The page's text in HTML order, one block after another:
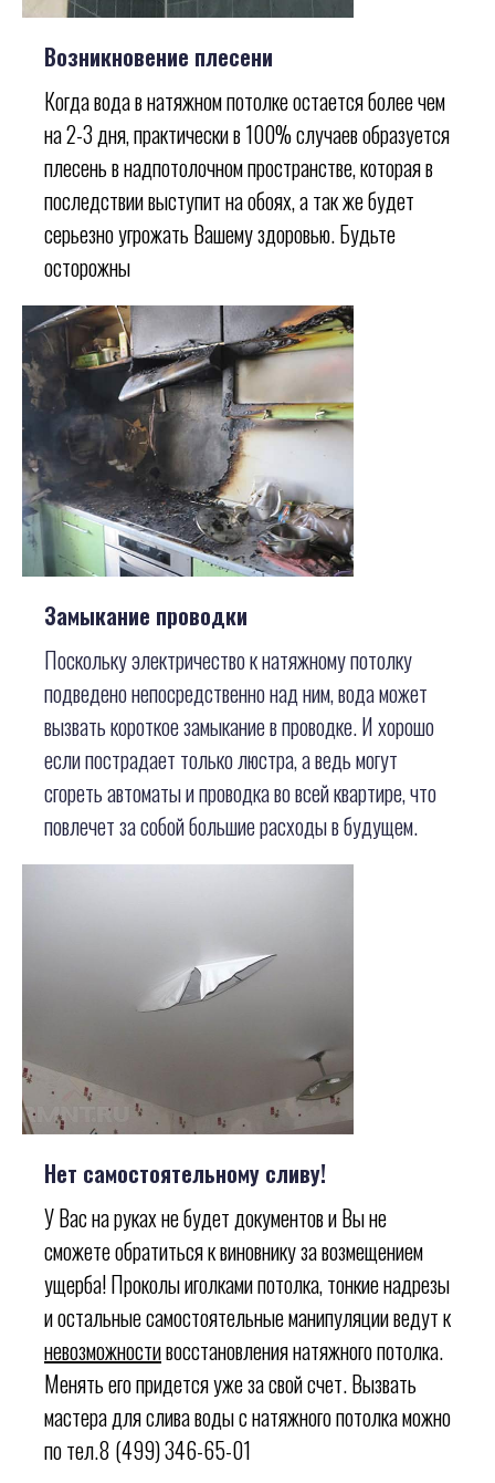
Возникновение плесени
Когда вода в натяжном потолке остается более чем
на 2-3 дня, практически в 100% случаев образуется
плесень в надпотолочном пространстве, которая в
последствии выступит на обоях, а так же будет
серьезно угрожать Вашему здоровью. Будьте
осторожны
Замыкание проводки
Поскольку электричество к натяжному потолку
подведено непосредственно над ним, вода может
вызвать короткое замыкание в проводке. И хорошо
если пострадает только люстра, а ведь могут
сгореть автоматы и проводка во всей квартире, что
повлечет за собой большие расходы в будущем.
Нет самостоятельному сливу!
У Вас на руках не будет документов и Вы не
сможете обратиться к виновнику за возмещением
ущерба! Проколы иголками потолка, тонкие надрезы
и остальные самостоятельные манипуляции ведут к
невозможностивосстановления натяжного потолка.
Менять его придется уже за свой счет. Вызвать
мастера для слива воды с натяжного потолка можно
по тел.8 (499) 346-65-01